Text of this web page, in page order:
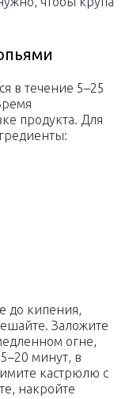
в течение 5–25
продукта. Для
до кипения,
Заложите
огне,
минут, в
кастрюлю с
накройте